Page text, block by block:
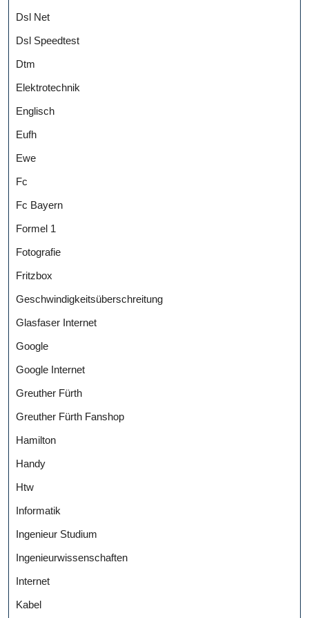
Dsl Net
Dsl Speedtest
Dtm
Elektrotechnik
Englisch
Eufh
Ewe
Fc
Fc Bayern
Formel 1
Fotografie
Fritzbox
Geschwindigkeitsüberschreitung
Glasfaser Internet
Google
Google Internet
Greuther Fürth
Greuther Fürth Fanshop
Hamilton
Handy
Htw
Informatik
Ingenieur Studium
Ingenieurwissenschaften
Internet
Kabel